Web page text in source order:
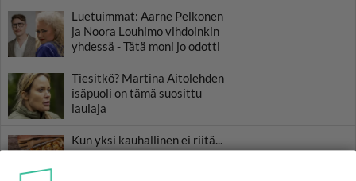
Luetuimmat: Aarne Pelkonen
ja Noora Louhimo vihdoinkin
yhdessä - Tätä moni jo odotti
Tiesitkö? Martina Aitolehden
isäpuoli on tämä suosittu
laulaja
Kun yksi kauhallinen ei riitä...
Tämä helppo arkiruoka ei jää